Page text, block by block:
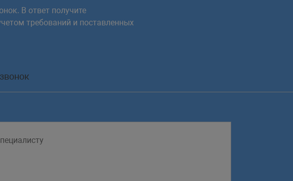
В ответ получите
требований и поставленных